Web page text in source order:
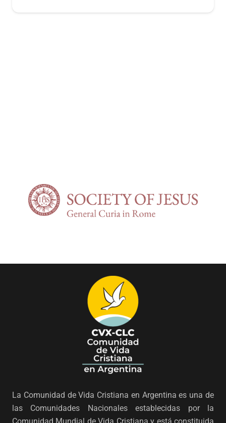
La Comunidad de Vida Cristiana en Argentina es una de
las Comunidades Nacionales establecidas por la